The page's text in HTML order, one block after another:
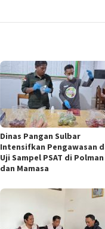
Dinas Pangan Sulbar
Intensifkan Pengawasan
Uji Sampel PSAT di Polman
dan Mamasa